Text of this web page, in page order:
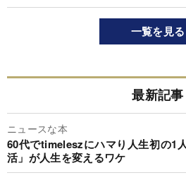
一覧を見る
最新記事
ニュースな本
60代でtimeleszにハマり人生初の1
活」が人生を変えるワケ